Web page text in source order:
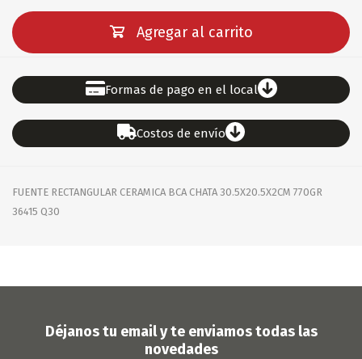
Agregar al carrito
Formas de pago en el local
Costos de envío
FUENTE RECTANGULAR CERAMICA BCA CHATA 30.5X20.5X2CM 770GR
36415 Q30
Déjanos tu email y te enviamos todas las
novedades